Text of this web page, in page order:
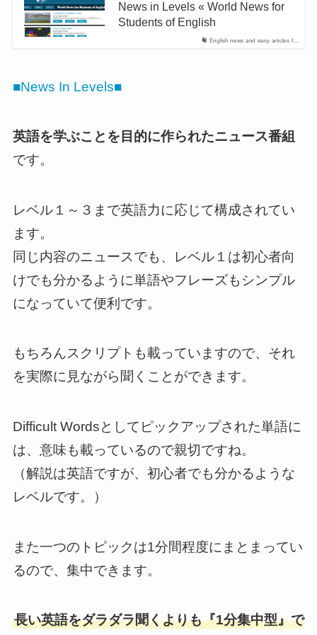
English news and easy articles f…
News in Levels « World News for
Students of English
■News In Levels■
英語を学ぶことを目的に作られたニュース番組
です。
レベル１～３まで英語力に応じて構成されてい
ます。
同じ内容のニュースでも、レベル１は初心者向
けでも分かるように単語やフレーズもシンプル
になっていて便利です。
もちろんスクリプトも載っていますので、それ
を実際に見ながら聞くことができます。
Difficult Wordsとしてピックアップされた単語に
は、意味も載っているので親切ですね。
（解説は英語ですが、初心者でも分かるような
レベルです。）
また一つのトピックは1分間程度にまとまってい
るので、集中できます。
長い英語をダラダラ聞くよりも『1分集中型』で